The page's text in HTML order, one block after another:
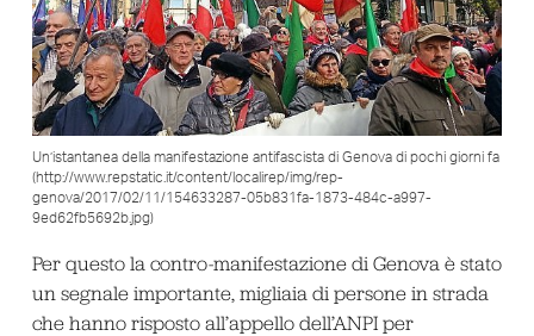
Un’istantanea della manifestazione antifascista di Genova di pochi giorni fa
(http://www.repstatic.it/content/localirep/img/rep-
genova/2017/02/11/154633287-05b831fa-1873-484c-a997-
9ed62fb5692b.jpg)
Per questo la contro-manifestazione di Genova è stato
un segnale importante, migliaia di persone in strada
che hanno risposto all’appello dell’ANPI per